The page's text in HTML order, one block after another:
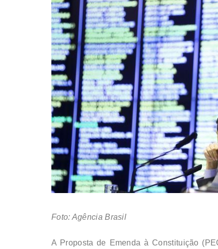
Foto: Agência Brasil
A Proposta de Emenda à Constituição